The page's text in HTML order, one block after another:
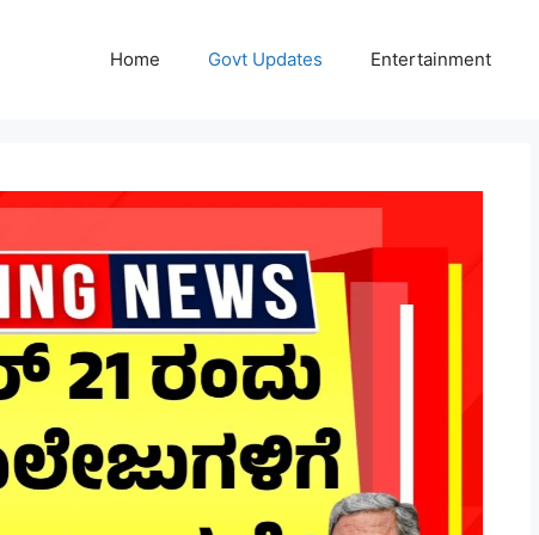
Home Govt Updates Entertainment